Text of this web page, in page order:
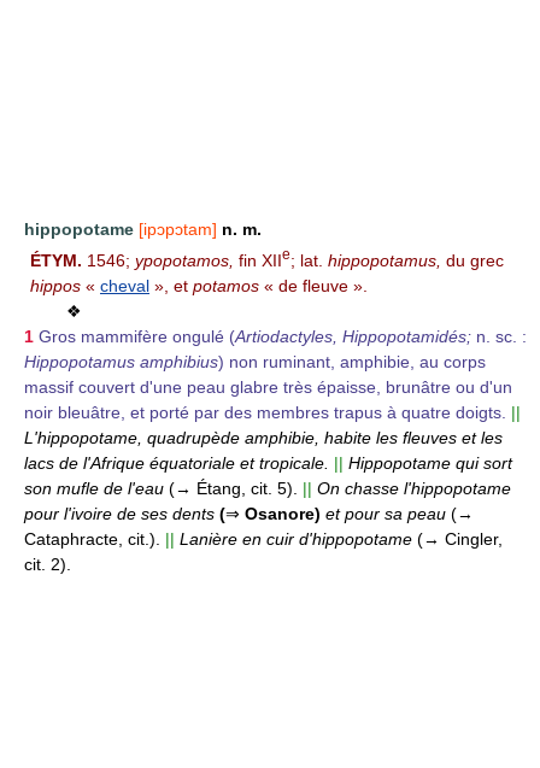
hippopotame [ipɔpɔtam] n. m.
ÉTYM. 1546; ypopotamos, fin XIIe; lat. hippopotamus, du grec
hippos « cheval », et potamos « de fleuve ».
❖
1 Gros mammifère ongulé (Artiodactyles, Hippopotamidés; n. sc. :
Hippopotamus amphibius) non ruminant, amphibie, au corps
massif couvert d'une peau glabre très épaisse, brunâtre ou d'un
noir bleuâtre, et porté par des membres trapus à quatre doigts. ||
L'hippopotame, quadrupède amphibie, habite les fleuves et les
lacs de l'Afrique équatoriale et tropicale. || Hippopotame qui sort
son mufle de l'eau (→ Étang, cit. 5). || On chasse l'hippopotame
pour l'ivoire de ses dents (⇒ Osanore) et pour sa peau (→
Cataphracte, cit.). || Lanière en cuir d'hippopotame (→ Cingler,
cit. 2).